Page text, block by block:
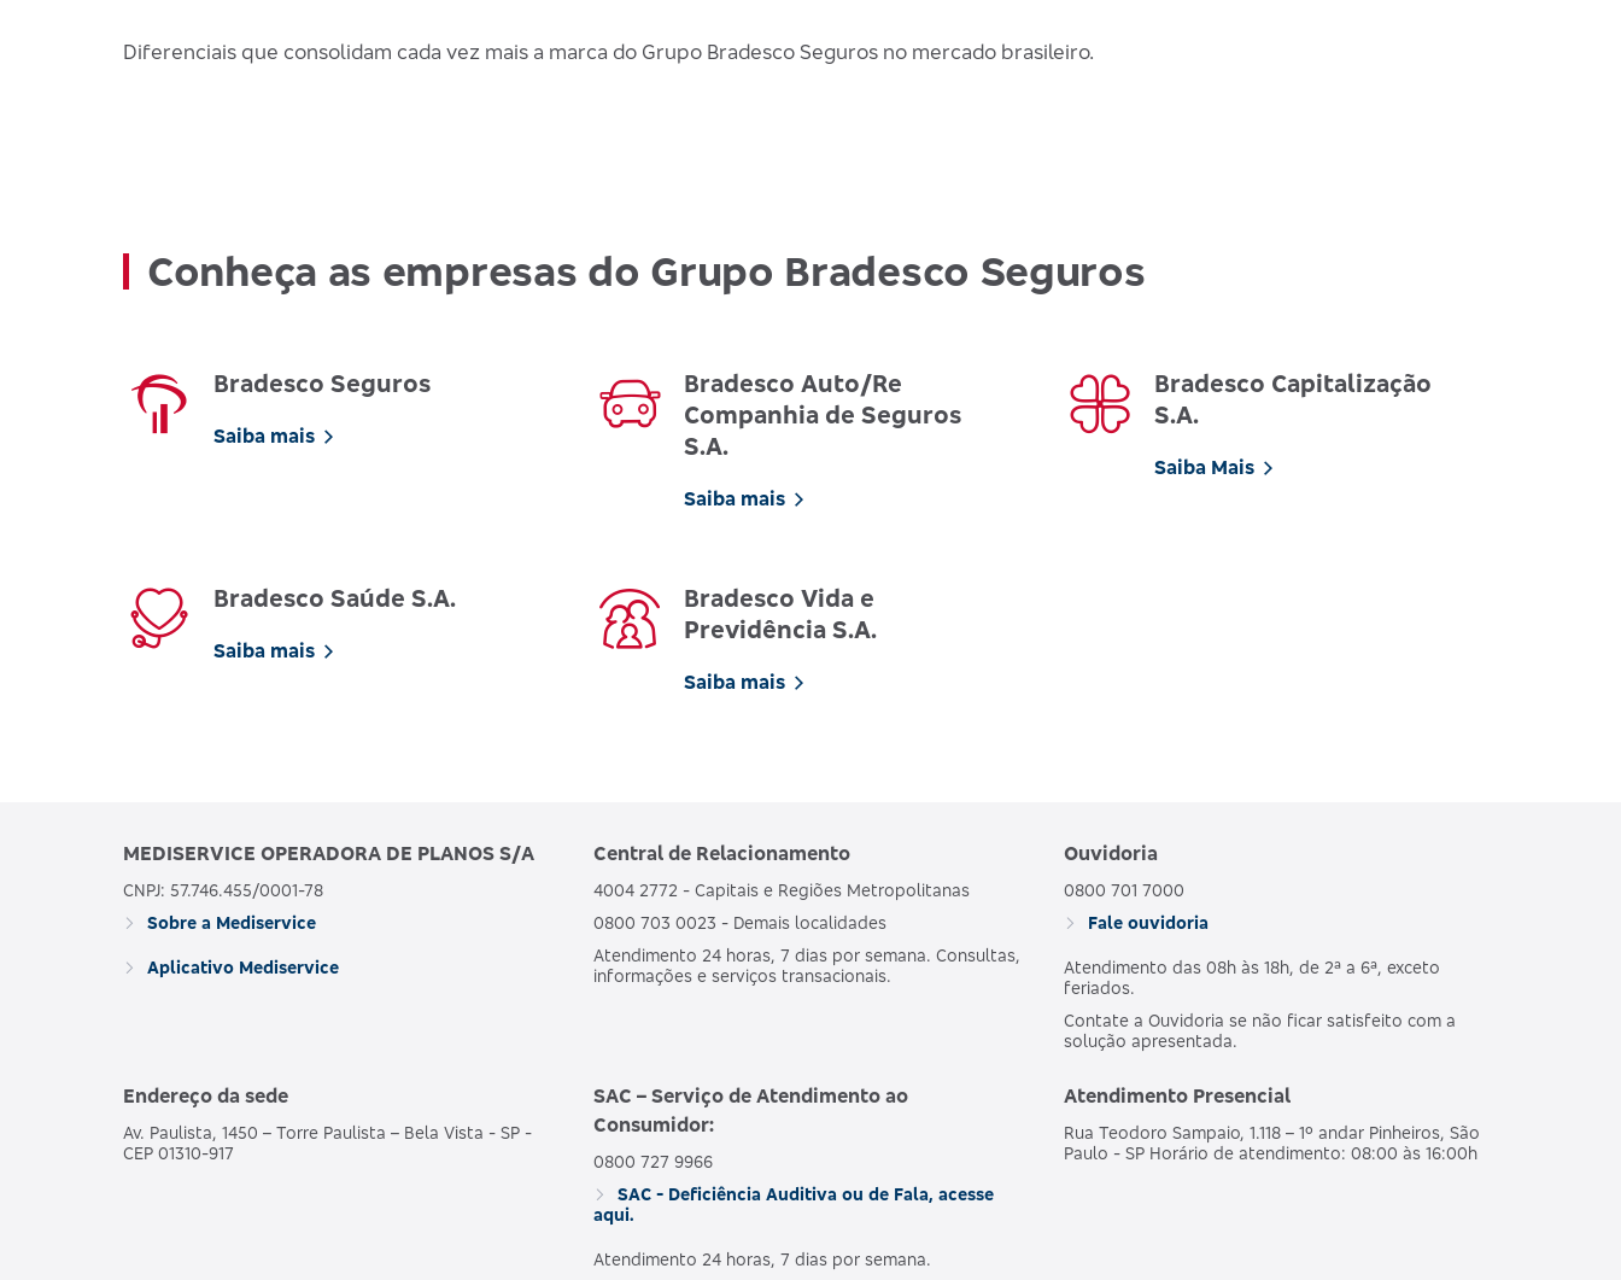
Diferenciais que consolidam cada vez mais a marca do Grupo Bradesco Seguros no mercado brasileiro.
Conheça as empresas do Grupo Bradesco Seguros
Bradesco Seguros
Saiba mais
Bradesco Auto/Re
Companhia de Seguros
S.A.
Saiba mais
Bradesco Capitalização
S.A.
Saiba Mais
Bradesco Saúde S.A.
Saiba mais
Bradesco Vida e
Previdência S.A.
Saiba mais
MEDISERVICE OPERADORA DE PLANOS S/A
CNPJ: 57.746.455/0001-78
Sobre a Mediservice
Aplicativo Mediservice
Central de Relacionamento
4004 2772 - Capitais e Regiões Metropolitanas
0800 703 0023 - Demais localidades
Atendimento 24 horas, 7 dias por semana. Consultas,
informações e serviços transacionais.
Ouvidoria
0800 701 7000
Fale ouvidoria
Atendimento das 08h às 18h, de 2ª a 6ª, exceto
feriados.
Contate a Ouvidoria se não ficar satisfeito com a
solução apresentada.
Endereço da sede
Av. Paulista, 1450 – Torre Paulista – Bela Vista - SP -
CEP 01310-917
SAC – Serviço de Atendimento ao
Consumidor:
0800 727 9966
SAC - Deficiência Auditiva ou de Fala, acesse
aqui.
Atendimento 24 horas, 7 dias por semana.
Atendimento Presencial
Rua Teodoro Sampaio, 1.118 – 1º andar Pinheiros, São
Paulo - SP Horário de atendimento: 08:00 às 16:00h